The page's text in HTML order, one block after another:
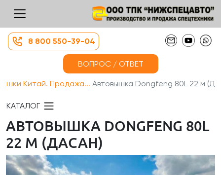
8 800 550-39-04
ВОПРОС / ОТВЕТ
Китай. Продажа... Автовышка Dongfeng 80L 22 м (Д...
КАТАЛОГ
АВТОВЫШКА DONGFENG 80L
22 М (ДАСАН)